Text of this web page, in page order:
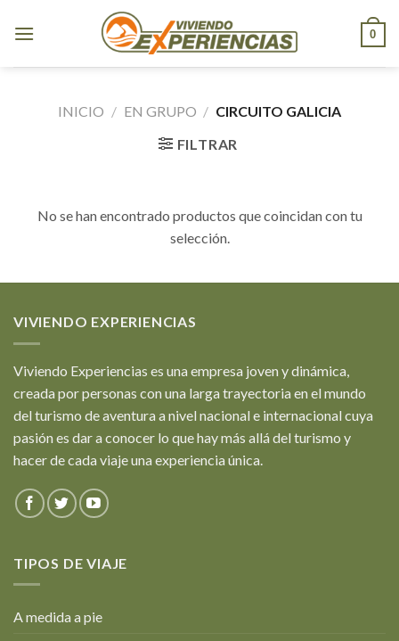
0
INICIO / EN GRUPO / CIRCUITO GALICIA
FILTRAR
No se han encontrado productos que coincidan con tu
selección.
VIVIENDO EXPERIENCIAS
Viviendo Experiencias es una empresa joven y dinámica,
creada por personas con una larga trayectoria en el mundo
del turismo de aventura a nivel nacional e internacional cuya
pasión es dar a conocer lo que hay más allá del turismo y
hacer de cada viaje una experiencia única.
TIPOS DE VIAJE
A medida a pie